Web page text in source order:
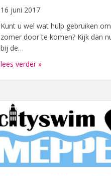
16 juni 2017
Kunt u wel wat hulp gebruiken
zomer door te komen? Kijk dan
bij de…
lees verder »about Vakantie?